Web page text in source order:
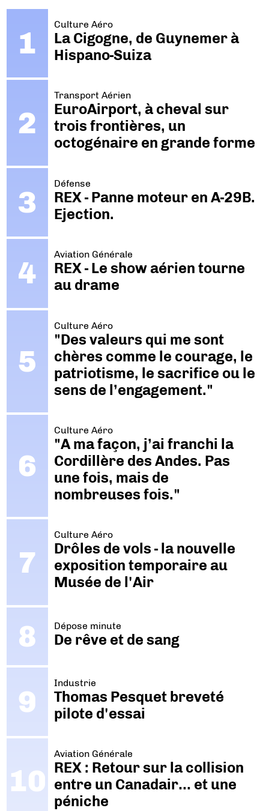
Culture Aéro
La Cigogne, de Guynemer à
Hispano-Suiza
Transport Aérien
EuroAirport, à cheval sur
trois frontières, un
octogénaire en grande forme
Défense
REX - Panne moteur en A-29B.
Ejection.
Aviation Générale
REX - Le show aérien tourne
au drame
Culture Aéro
"Des valeurs qui me sont
chères comme le courage, le
patriotisme, le sacrifice ou le
sens de l’engagement."
Culture Aéro
"A ma façon, j’ai franchi la
Cordillère des Andes. Pas
une fois, mais de
nombreuses fois."
Culture Aéro
Drôles de vols - la nouvelle
exposition temporaire au
Musée de l'Air
Dépose minute
De rêve et de sang
Industrie
Thomas Pesquet breveté
pilote d'essai
Aviation Générale
REX : Retour sur la collision
entre un Canadair… et une
péniche